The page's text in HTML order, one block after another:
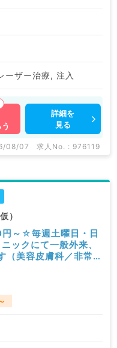
ーザー治療, 注入
詳細を
見る
08/07 求人No. : 976119
）
円～☆毎週土曜日・日
ックにて一般外来、
（美容皮膚科／非常